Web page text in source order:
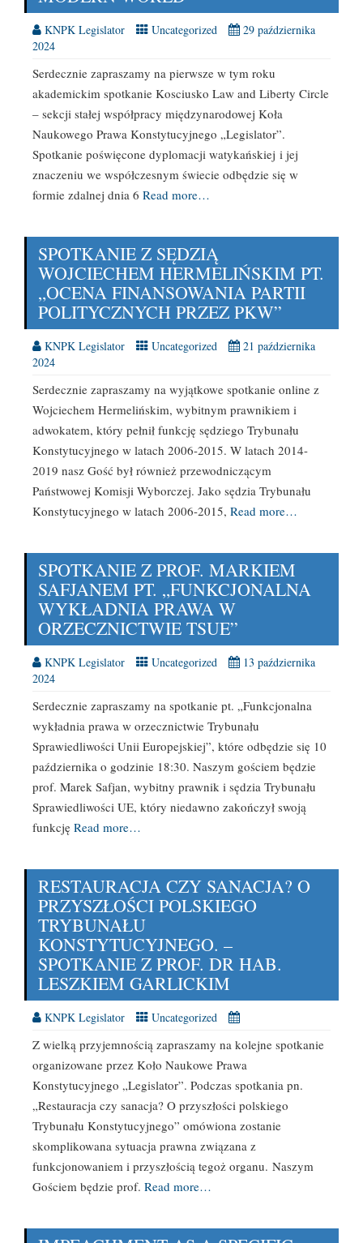
KNPK Legislator Uncategorized
29 października
2024
Serdecznie zapraszamy na pierwsze w tym roku
akademickim spotkanie Kosciusko Law and Liberty Circle
– sekcji stałej współpracy międzynarodowej Koła
Naukowego Prawa Konstytucyjnego „Legislator”.
Spotkanie poświęcone dyplomacji watykańskiej i jej
znaczeniu we współczesnym świecie odbędzie się w
formie zdalnej dnia 6 Read more…
SPOTKANIE Z SĘDZIĄ
WOJCIECHEM HERMELIŃSKIM PT.
„OCENA FINANSOWANIA PARTII
POLITYCZNYCH PRZEZ PKW”
KNPK Legislator Uncategorized
21 października
2024
Serdecznie zapraszamy na wyjątkowe spotkanie online z
Wojciechem Hermelińskim, wybitnym prawnikiem i
adwokatem, który pełnił funkcję sędziego Trybunału
Konstytucyjnego w latach 2006-2015. W latach 2014-
2019 nasz Gość był również przewodniczącym
Państwowej Komisji Wyborczej. Jako sędzia Trybunału
Konstytucyjnego w latach 2006-2015, Read more…
SPOTKANIE Z PROF. MARKIEM
SAFJANEM PT. „FUNKCJONALNA
WYKŁADNIA PRAWA W
ORZECZNICTWIE TSUE”
KNPK Legislator Uncategorized
13 października
2024
Serdecznie zapraszamy na spotkanie pt. „Funkcjonalna
wykładnia prawa w orzecznictwie Trybunału
Sprawiedliwości Unii Europejskiej”, które odbędzie się 10
października o godzinie 18:30. Naszym gościem będzie
prof. Marek Safjan, wybitny prawnik i sędzia Trybunału
Sprawiedliwości UE, który niedawno zakończył swoją
funkcję Read more…
RESTAURACJA CZY SANACJA? O
PRZYSZŁOŚCI POLSKIEGO
TRYBUNAŁU
KONSTYTUCYJNEGO. –
SPOTKANIE Z PROF. DR HAB.
LESZKIEM GARLICKIM
KNPK Legislator Uncategorized
Z wielką przyjemnością zapraszamy na kolejne spotkanie
organizowane przez Koło Naukowe Prawa
Konstytucyjnego „Legislator”. Podczas spotkania pn.
„Restauracja czy sanacja? O przyszłości polskiego
Trybunału Konstytucyjnego” omówiona zostanie
skomplikowana sytuacja prawna związana z
funkcjonowaniem i przyszłością tegoż organu. Naszym
Gościem będzie prof. Read more…